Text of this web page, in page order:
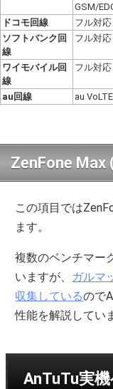
GSM/
ドコモ回線
フル対応
ソフトバンク回
線
フル対応
ワイモバイル回
線
フル対応
au回線 au
ZenFone
この項目では
ます。
複数のベンチマー
いますが、 ガルマ
収集しているので
性能を解説してい
AnTuTu実